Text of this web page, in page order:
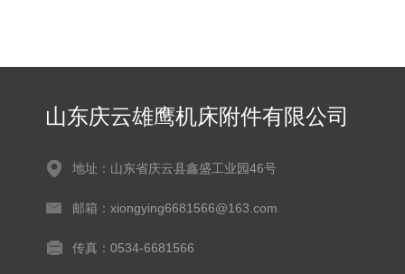
山东庆云雄鹰机床附件有限公司
地址：山东省庆云县鑫盛工业园46号
邮箱：xiongying6681566@163.com
传真：0534-6681566